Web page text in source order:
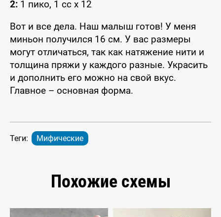
2: 1 пико, 1 сс x 12
Вот и все дела. Наш малыш готов! У меня
миньон получился 16 см. У вас размеры
могут отличаться, так как натяжение нити и
толщина пряжи у каждого разные. Украсить
и дополнить его можно на свой вкус.
Главное – основная форма.
Теги: Мифические
Похожие схемы